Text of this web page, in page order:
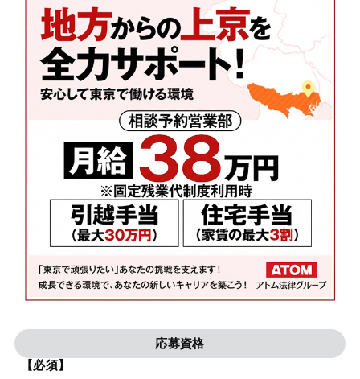
応募資格
【必須】